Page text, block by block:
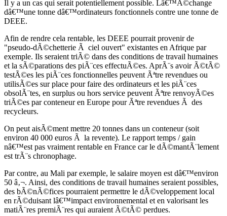
Il y a un cas qui serait potentiellement possible. Lâ€™Ã©change
dâ€™une tonne dâ€™ordinateurs fonctionnels contre une tonne de
DEEE.
Afin de rendre cela rentable, les DEEE pourrait provenir de
"pseudo-dÃ©chetterie Ã ciel ouvert" existantes en Afrique par
exemple. Ils seraient triÃ© dans des conditions de travail humaines
et la sÃ©parations des piÃ¨ces effectuÃ©es. AprÃ¨s avoir Ã©tÃ©
testÃ©es les piÃ¨ces fonctionnelles peuvent Ãªtre revendues ou
utilisÃ©es sur place pour faire des ordinateurs et les piÃ¨ces
obsolÃ¨tes, en surplus ou hors service peuvent Ãªtre renvoyÃ©es
triÃ©es par conteneur en Europe pour Ãªtre revendues Ã des
recycleurs.
On peut aisÃ©ment mettre 20 tonnes dans un conteneur (soit
environ 40 000 euros Ã la revente). Le rapport temps / gain
nâ€™est pas vraiment rentable en France car le dÃ©mantÃ¨lement
est trÃ¨s chronophage.
Par contre, au Mali par exemple, le salaire moyen est dâ€™environ
50 â‚¬. Ainsi, des conditions de travail humaines seraient possibles,
des bÃ©nÃ©fices pourraient permettre le dÃ©veloppement local
en rÃ©duisant lâ€™impact environnemental et en valorisant les
matiÃ¨res premiÃ¨res qui auraient Ã©tÃ© perdues.